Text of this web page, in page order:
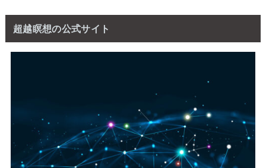
超越瞑想の公式サイト